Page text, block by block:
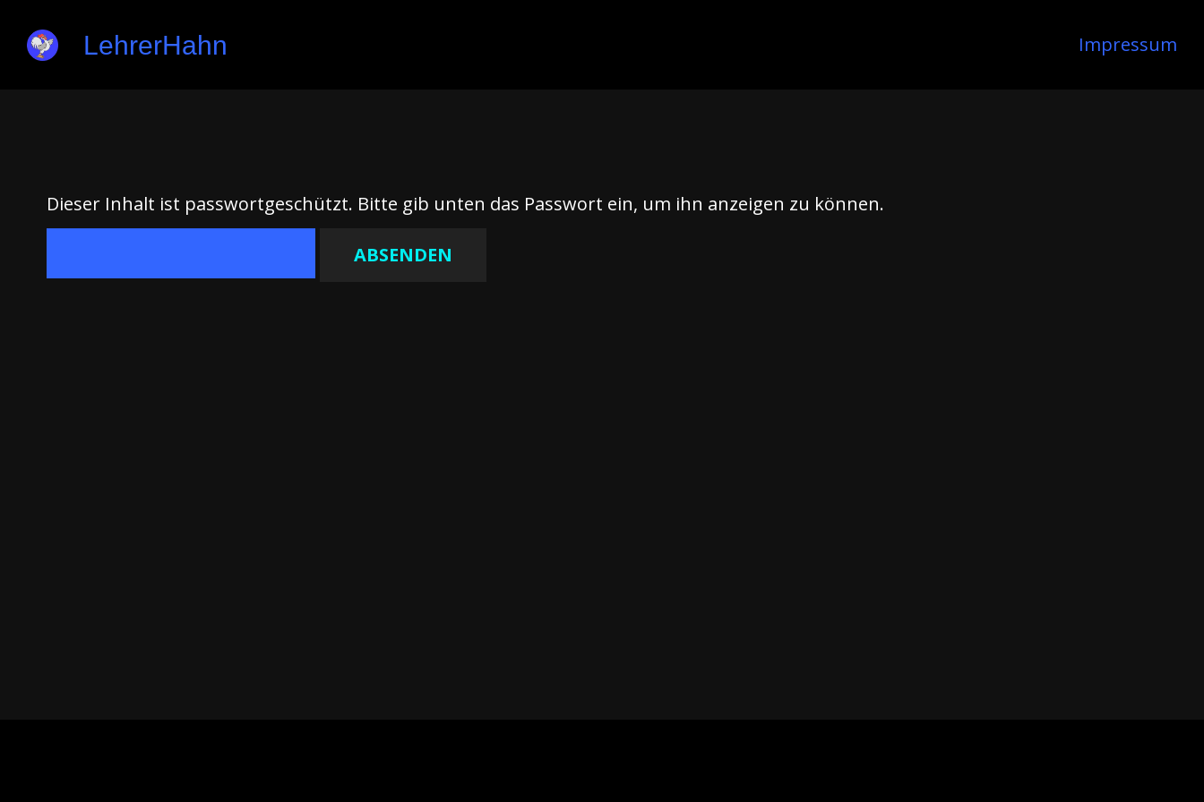
LehrerHahn Impressum
Dieser Inhalt ist passwortgeschützt. Bitte gib unten das Passwort ein, um ihn anzeigen zu können.